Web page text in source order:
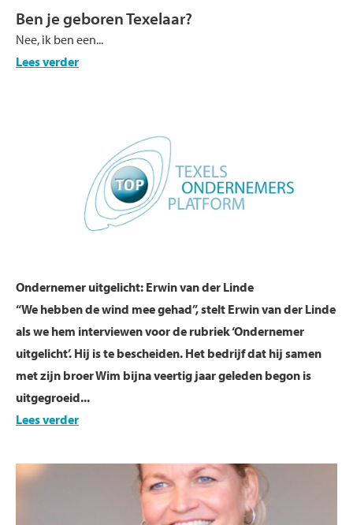
Ben je geboren Texelaar?
Nee, ik ben een...
Lees verder
Ondernemer uitgelicht: Erwin van der Linde
“We hebben de wind mee gehad”, stelt Erwin van der Linde
als we hem interviewen voor de rubriek ‘Ondernemer
uitgelicht’. Hij is te bescheiden. Het bedrijf dat hij samen
met zijn broer Wim bijna veertig jaar geleden begon is
uitgegroeid...
Lees verder